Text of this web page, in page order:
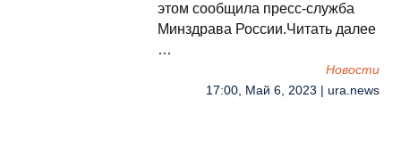
этом сообщила пресс-служба
Минздрава России.Читать далее
…
Новости
17:00, Май 6, 2023 | ura.news